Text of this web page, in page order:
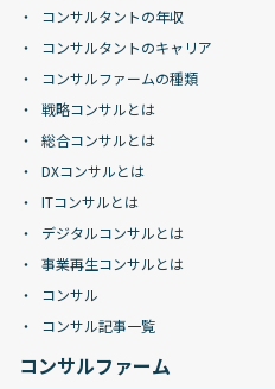
コンサルタントの年収
コンサルタントのキャリア
コンサルファームの種類
戦略コンサルとは
総合コンサルとは
DXコンサルとは
ITコンサルとは
デジタルコンサルとは
事業再生コンサルとは
コンサル
コンサル記事一覧
コンサルファーム